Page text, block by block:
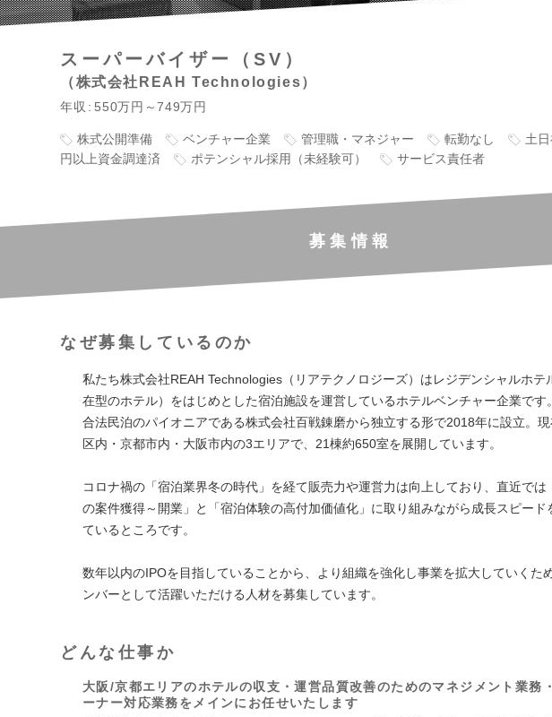
スーパーバイザー（SV）
株式会社REAH Technologies
年収 550万円～749万円
株式公開準備 ベンチャー企業 管理職・マネジャー 転勤なし
土
円以上資金調達済
ポテンシャル採用（未経験可） サービス責任者
募集情報
なぜ募集しているのか
私たち株式会社REAH Technologies（リアテクノロジーズ）はレジデンシャルホテ
在型のホテル）をはじめとした宿泊施設を運営しているホテルベンチャー企業です
合法民泊のパイオニアである株式会社百戦錬磨から独立する形で2018年に設立。
区内・京都市内・大阪市内の3エリアで、21棟約650室を展開しています。
コロナ禍の「宿泊業界冬の時代」を経て販売力や運営力は向上しており、直近では
の案件獲得～開業」と「宿泊体験の高付加価値化」に取り組みながら成長スピード
ているところです。
数年以内のIPOを目指していることから、より組織を強化し事業を拡大していくた
ンバーとして活躍いただける人材を募集しています。
どんな仕事か
大阪/京都エリアのホテルの収支・運営品質改善のためのマネジメント業務
ーナー対応業務をメインにお任せいたします